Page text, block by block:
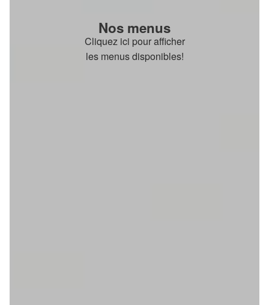
Nos menus
Cliquez ici pour afficher
les menus disponibles!